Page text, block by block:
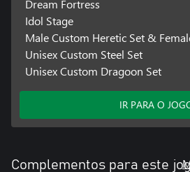
Dream Fortress
Idol Stage
Male Custom Heretic Set &
Unisex Custom Steel Set
Unisex Custom Dragoon Set
IR PARA O
Complementos para este